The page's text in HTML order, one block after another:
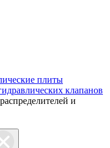
плиты
клапанов
и